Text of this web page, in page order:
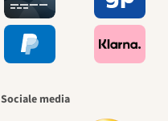
Sociale media